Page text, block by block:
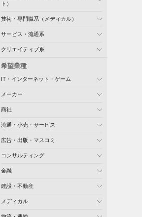
ト）
技術・専門職系（メディカル）
サービス・流通系
クリエイティブ系
希望業種
IT・インターネット・ゲーム
メーカー
商社
流通・小売・サービス
広告・出版・マスコミ
コンサルティング
金融
建設・不動産
メディカル